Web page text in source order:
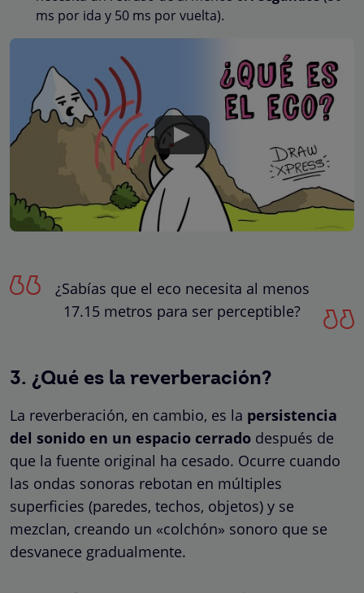
ms por ida y 50 ms por vuelta).
¿Sabías que el eco necesita al menos
17.15 metros para ser perceptible?
3. ¿Qué es la reverberación?
La reverberación, en cambio, es la persistencia
del sonido en un espacio cerrado después de
que la fuente original ha cesado. Ocurre cuando
las ondas sonoras rebotan en múltiples
superficies (paredes, techos, objetos) y se
mezclan, creando un «colchón» sonoro que se
desvanece gradualmente.